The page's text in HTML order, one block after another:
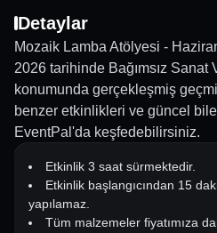
Detaylar
Mozaik Lamba Atölyesi -
2026 tarihinde Bağımsız Sanat
konumunda gerçekleşmiş
benzer etkinlikleri ve güncel
EventPal'da keşfedebilirsiniz.
Etkinlik 3 saat sürmektedir.
Etkinlik başlangıcından 15
yapılamaz.
Tüm malzemeler fiyatımıza